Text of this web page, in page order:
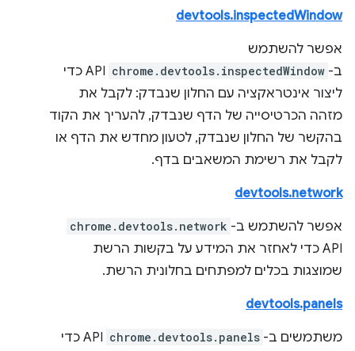
devtools.inspectedWindow
אפשר להשתמש
ב- chrome.devtools.inspectedWindow
API כדי
ליצור אינטראקציה עם החלון שנבדק: לקבל את
מזהה הכרטיסייה של הדף שנבדק, להעריך את הקוד
בהקשר של החלון שנבדק, לטעון מחדש את הדף או
לקבל את רשימת המשאבים בדף.
devtools.network
אפשר להשתמש ב- chrome.devtools.network
API כדי לאחזר את המידע על בקשות הרשת
שמוצגות בכלים למפתחים בחלונית הרשת.
devtools.panels
משתמשים ב- chrome.devtools.panels
API כדי